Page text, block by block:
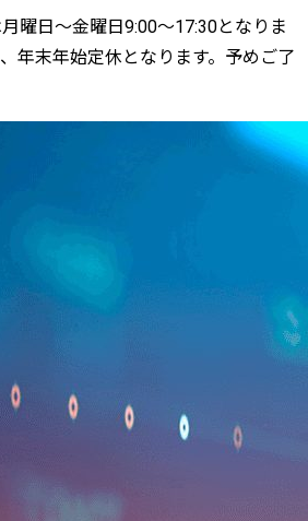
曜日～金曜日9:00～17:30となりま
年末年始定休となります。予めご了